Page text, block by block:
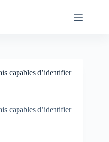
capables d’identifier
capables d’identifier